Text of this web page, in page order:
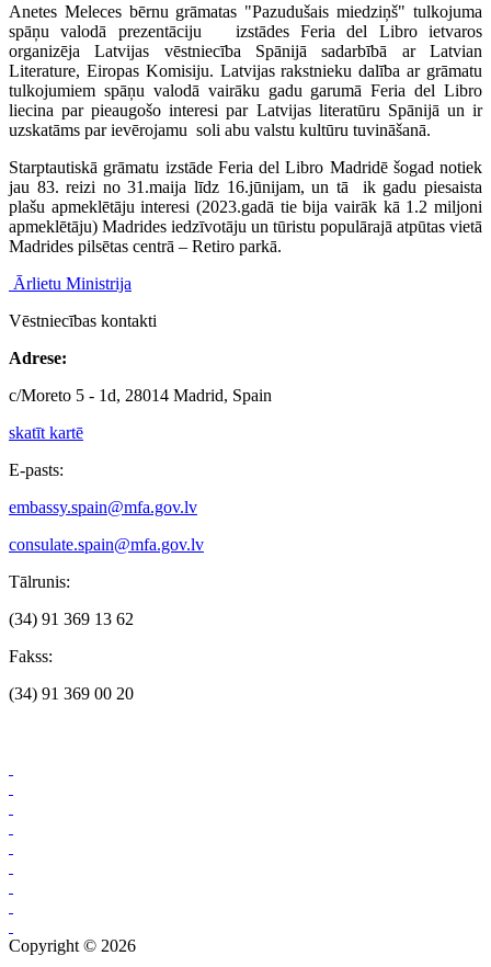
Anetes Meleces bērnu grāmatas "Pazudušais miedziņš" tulkojuma
spāņu valodā prezentāciju izstādes Feria del Libro ietvaros
organizēja Latvijas vēstniecība Spānijā sadarbībā ar Latvian
Literature, Eiropas Komisiju. Latvijas rakstnieku dalība ar grāmatu
tulkojumiem spāņu valodā vairāku gadu garumā Feria del Libro
liecina par pieaugošo interesi par Latvijas literatūru Spānijā un ir
uzskatāms par ievērojamu soli abu valstu kultūru tuvināšanā.
Starptautiskā grāmatu izstāde Feria del Libro Madridē šogad notiek
jau 83. reizi no 31.maija līdz 16.jūnijam, un tā ik gadu piesaista
plašu apmeklētāju interesi (2023.gadā tie bija vairāk kā 1.2 miljoni
apmeklētāju) Madrides iedzīvotāju un tūristu populārajā atpūtas vietā
Madrides pilsētas centrā – Retiro parkā.
Ārlietu Ministrija
Vēstniecības kontakti
Adrese:
c/Moreto 5 - 1d, 28014 Madrid, Spain
skatīt kartē
E-pasts:
embassy.spain@mfa.gov.lv
consulate.spain@mfa.gov.lv
Tālrunis:
(34) 91 369 13 62
Fakss:
(34) 91 369 00 20
Copyright © 2026